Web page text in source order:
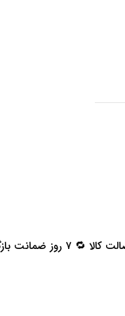
پشتیبانی واقعی